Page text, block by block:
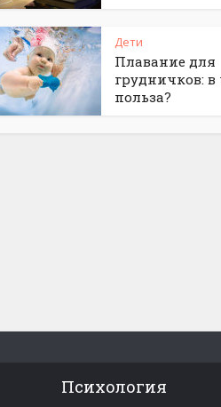
Дети
Плавание для
грудничков: в
польза?
Психология